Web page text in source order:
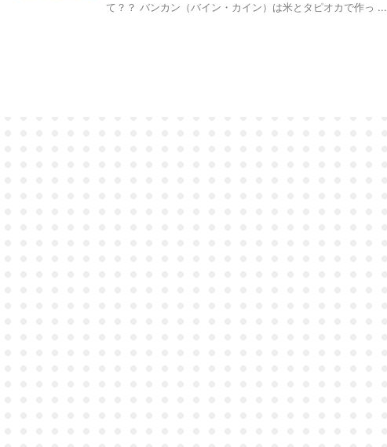
て？？ バンカン（バイン・カイン）は米とタピオカで作っ ...